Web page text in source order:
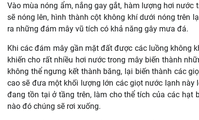
Vào mùa nóng ẩm, nắng gay gắt, hàm lượng hơi
sẽ nóng lên, hình thành cột không khí dưới nóng trên
ra những đám mây vũ tích có khả năng gây mưa đá.
Khi các đám mây gần mặt đất được các luồng không
khiến cho rất nhiều hơi nước trong mây biến thành
không thể ngưng kết thành băng, lại biến thành các
cao sẽ đưa một khối lượng lớn các giọt nước lạnh này
đang tồn tại ở tầng trên, làm cho thể tích của các
nào đó chúng sẽ rơi xuống.